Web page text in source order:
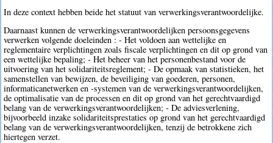
In deze context hebben beide het statuut van verwerkingsverantwoordelijke.
Daarnaast kunnen de verwerkingsverantwoordelijken persoonsgegevens
verwerken volgende doeleinden : - Het voldoen aan wettelijke en
reglementaire verplichtingen zoals fiscale verplichtingen en dit op grond van
een wettelijke bepaling; - Het beheer van het personenbestand voor de
uitvoering van het solidariteitsreglement; - De opmaak van statistieken, het
samenstellen van bewijzen, de beveiliging van goederen, personen,
informaticanetwerken en -systemen van de verwerkingsverantwoordelijken,
de optimalisatie van de processen en dit op grond van het gerechtvaardigd
belang van de verwerkingsverantwoordelijken; - De adviesverlening,
bijvoorbeeld inzake solidariteitsprestaties op grond van het gerechtvaardigd
belang van de verwerkingsverantwoordelijken, tenzij de betrokkene zich
hiertegen verzet.